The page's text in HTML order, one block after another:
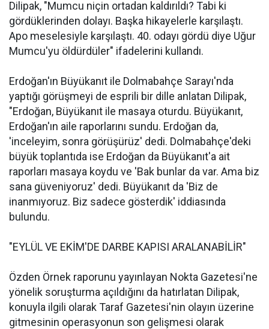
Dilipak, "Mumcu niçin ortadan kaldırıldı? Tabi ki
gördüklerinden dolayı. Başka hikayelerle karşılaştı.
Apo meselesiyle karşılaştı. 40. odayı gördü diye Uğur
Mumcu'yu öldürdüler" ifadelerini kullandı.
Erdoğan'ın Büyükanıt ile Dolmabahçe Sarayı'nda
yaptığı görüşmeyi de esprili bir dille anlatan Dilipak,
"Erdoğan, Büyükanıt ile masaya oturdu. Büyükanıt,
Erdoğan'ın aile raporlarını sundu. Erdoğan da,
'inceleyim, sonra görüşürüz' dedi. Dolmabahçe'deki
büyük toplantıda ise Erdoğan da Büyükanıt'a ait
raporları masaya koydu ve 'Bak bunlar da var. Ama biz
sana güveniyoruz' dedi. Büyükanıt da 'Biz de
inanmıyoruz. Biz sadece gösterdik' iddiasında
bulundu.
"EYLÜL VE EKİM'DE DARBE KAPISI ARALANABİLİR"
Özden Örnek raporunu yayınlayan Nokta Gazetesi'ne
yönelik soruşturma açıldığını da hatırlatan Dilipak,
konuyla ilgili olarak Taraf Gazetesi'nin olayın üzerine
gitmesinin operasyonun son gelişmesi olarak